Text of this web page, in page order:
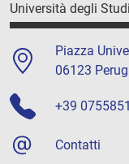
Università degli
Piazza
06123
+39 0755851
Contatti